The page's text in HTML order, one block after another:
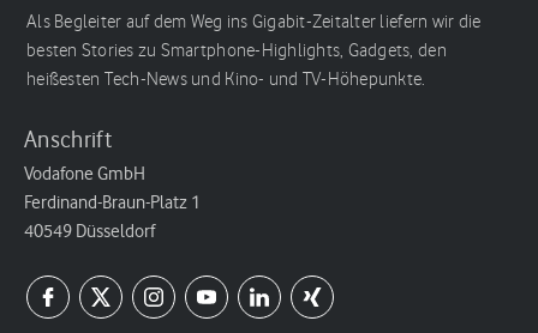
Als Begleiter auf dem Weg ins Gigabit-Zeitalter liefern wir die
besten Stories zu Smartphone-Highlights, Gadgets, den
heißesten Tech-News und Kino- und TV-Höhepunkte.
Anschrift
Vodafone GmbH
Ferdinand-Braun-Platz 1
40549 Düsseldorf